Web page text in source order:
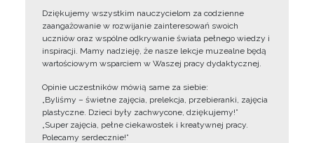
Dziękujemy wszystkim nauczycielom za codzienne
zaangażowanie w rozwijanie zainteresowań swoich
uczniów oraz wspólne odkrywanie świata pełnego wiedzy i
inspiracji. Mamy nadzieję, że nasze lekcje muzealne będą
wartościowym wsparciem w Waszej pracy dydaktycznej.
Opinie uczestników mówią same za siebie:
„Byliśmy – świetne zajęcia, prelekcja, przebieranki, zajęcia
plastyczne. Dzieci były zachwycone, dziękujemy!”
„Super zajęcia, pełne ciekawostek i kreatywnej pracy.
Polecamy serdecznie!”